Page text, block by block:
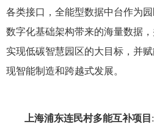
各类接口，全能型数据中台作为
数字化基础架构带来的海量数据
实现低碳智慧园区的大目标，并
现智能制造和跨越式发展。
上海浦东连民村多能互补项目